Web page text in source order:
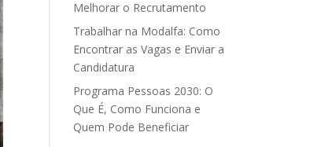
Melhorar o Recrutamento
Trabalhar na Modalfa: Como
Encontrar as Vagas e Enviar a
Candidatura
Programa Pessoas 2030: O
Que É, Como Funciona e
Quem Pode Beneficiar